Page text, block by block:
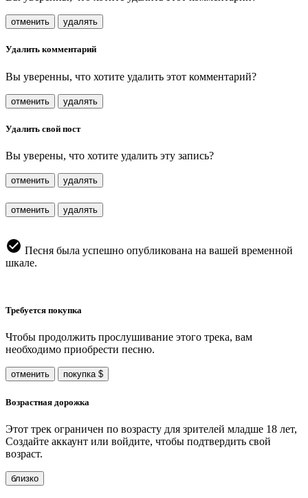
отменить удалять
Удалить комментарий
Вы уверенны, что хотите удалить этот комментарий?
отменить удалять
Удалить свой пост
Вы уверены, что хотите удалить эту запись?
отменить удалять
отменить удалять
Песня была успешно опубликована на вашей временной
шкале.
Требуется покупка
Чтобы продолжить прослушивание этого трека, вам
необходимо приобрести песню.
отменить покупка $
Возрастная дорожка
Этот трек ограничен по возрасту для зрителей младше 18 лет,
Создайте аккаунт или войдите, чтобы подтвердить свой
возраст.
близко